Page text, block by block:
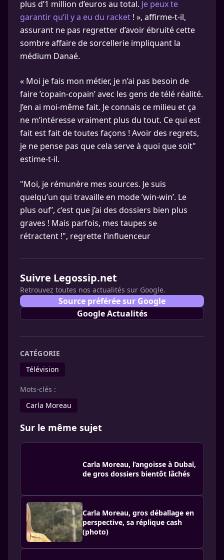
plus d’1 million d’euros au total. Je peux te
garantir qu’il y a eu du racket ! », affirme-t-il,
assurant ne pas regretter d’avoir ébruité cette
sombre affaire de sorcellerie impliquant la
médium Danaé.
« Moi je fais mon métier, je n’ai pas besoin de
faire ’copain-copain’ avec les gens de télé réalité.
J’en ai moi-même fait. Je connais ce milieu et ça
ne m’intéresse vraiment plus du tout. Ce qui est
fait est fait de toutes façons ! Avoir des regrets,
je ne pense pas que cela serve à quoi que soit"
estime-t-il.
"Moi, je rémunère mes sources. Je suis
quelqu’un qui travaille en mode ’win-win’. Le
plus ouf’, c’est que j’ai des dossiers bien plus
graves ! Mais parfois, mes taupes se
rétractent !", regrette l’influenceur
Suivre Legossip.net
Retrouvez toutes nos actualités sur Google.
Source préférée sur Google
Google Actualités
CATÉGORIE
Télévision
Mots-clés :
Carla Moreau
Sur le même sujet
Carla Moreau, l’angoisse à Dubaï,
de gros dossiers bientôt lâchés
Carla Moreau, gros déballage en
perspective, sa réplique cash
(photo)